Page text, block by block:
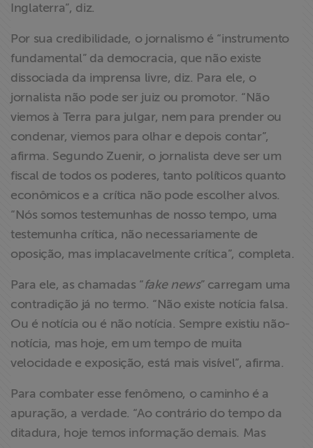
Inglaterra”, diz.
Por sua credibilidade, o jornalismo é “instrumento
fundamental” da democracia, que não existe
dissociada da imprensa livre, diz. Para ele, o
jornalista não pode ser juiz ou promotor. “Não
viemos à Terra para julgar, nem para prender ou
condenar, viemos para olhar e depois contar”,
afirma. Segundo Zuenir, o jornalista deve ser um
fiscal de todos os poderes, tanto políticos quanto
econômicos e a crítica não pode escolher alvos.
“Nós somos testemunhas de nosso tempo, uma
testemunha crítica, não necessariamente de
oposição, mas implacavelmente crítica”, completa.
Para ele, as chamadas “fake news” carregam uma
contradição já no termo. “Não existe notícia falsa.
Ou é notícia ou é não notícia. Sempre existiu não-
notícia, mas hoje, em um tempo de muita
velocidade e exposição, está mais visível”, afirma.
Para combater esse fenômeno, o caminho é a
apuração, a verdade. “Ao contrário do tempo da
ditadura, hoje temos informação demais. Mas